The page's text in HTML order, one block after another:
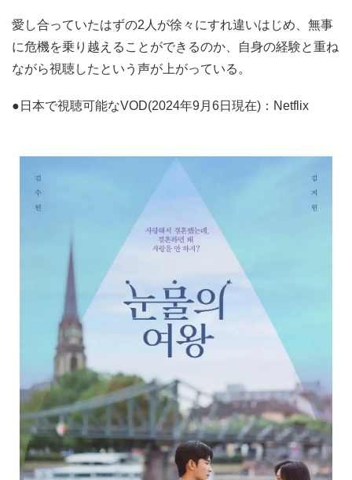
愛し合っていたはずの2人が徐々にすれ違いはじめ、無事
に危機を乗り越えることができるのか、自身の経験と重ね
ながら視聴したという声が上がっている。
●日本で視聴可能なVOD(2024年9月6日現在)：Netflix